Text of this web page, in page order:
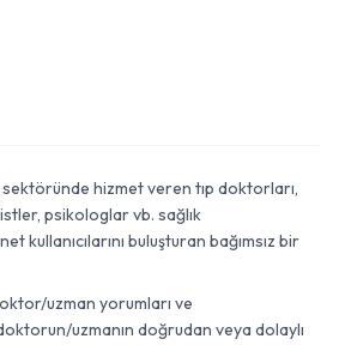
hizmet veren tıp doktorları,
psikologlar vb. sağlık
kullanıcılarını buluşturan bağımsız bir
uzman yorumları ve
uzmanın doğrudan veya dolaylı